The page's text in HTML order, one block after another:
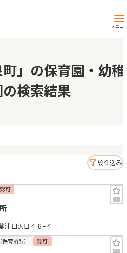
メニュー
町」の保育園・幼稚
検索結果
絞り込み
認可
津田沢口４６−４
育所型） 認可